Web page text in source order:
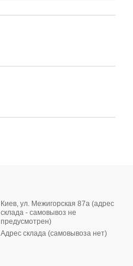
Киев, ул. Межигорская 87а (адрес
склада - самовывоз не
предусмотрен)
Адрес склада (самовывоза нет)